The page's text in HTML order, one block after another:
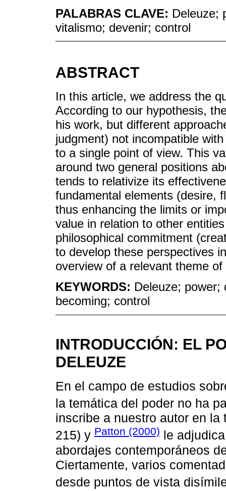
PALABRAS CLAVE: Deleuze;
vitalismo; devenir; control
ABSTRACT
In this article, we address the
According to our hypothesis,
his work, but different
judgment) not incompatible
to a single point of view. This
around two general positions
tends to relativize its
fundamental elements (desire,
thus enhancing the limits or
value in relation to other
philosophical commitment
to develop these perspectives
overview of a relevant theme
KEYWORDS: Deleuze;
becoming; control
INTRODUCCIÓN: EL
DELEUZE
En el campo de estudios
la temática del poder no ha
inscribe a nuestro autor en
215) y Patton (2000) le
abordajes contemporáneos
Ciertamente, varios
desde puntos de vista